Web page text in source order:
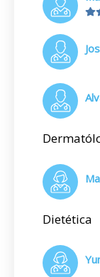
Dietética